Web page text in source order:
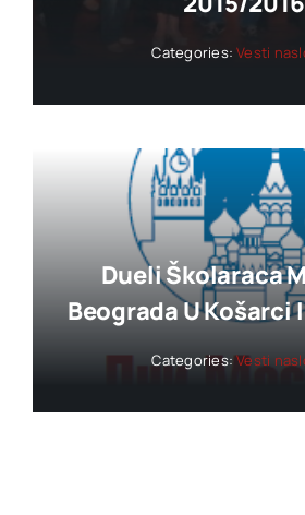
Categories:Vesti
Dueli Školaraca
Beograda U Košarci
Categories:Vesti